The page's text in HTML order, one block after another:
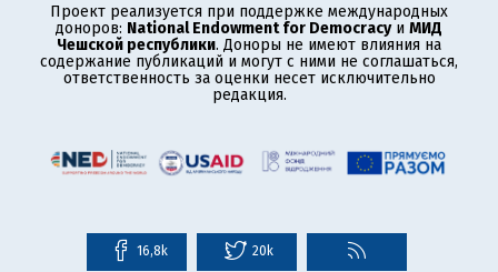
Проект реализуется при поддержке международных
доноров: National Endowment for Democracyи МИД
Чешской республики. Доноры не имеют влияния на
содержание публикаций и могут с ними не соглашаться,
ответственность за оценки несет исключительно
редакция.
16,8k 20k